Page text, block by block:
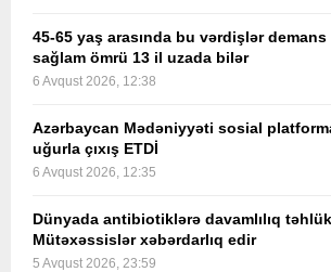
45-65 yaş arasında bu vərdişlər
sağlam ömrü 13 il uzada bilər
6 Avqust 2026, 12:38
Azərbaycan Mədəniyyəti sosial
uğurla çıxış ETDİ
6 Avqust 2026, 12:35
Dünyada antibiotiklərə davamlılıq
Mütəxəssislər xəbərdarlıq edir
5 Avqust 2026, 23:59